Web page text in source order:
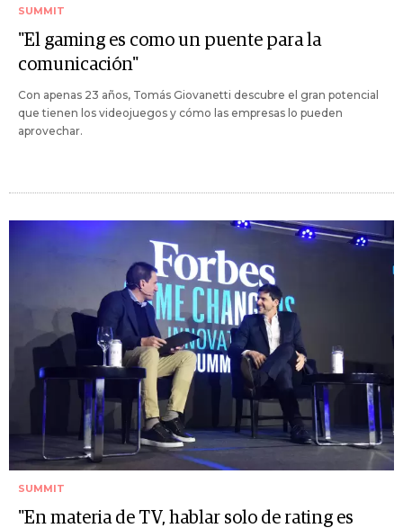
SUMMIT
"El gaming es como un puente para la
comunicación"
Con apenas 23 años, Tomás Giovanetti descubre el gran potencial
que tienen los videojuegos y cómo las empresas lo pueden
aprovechar.
SUMMIT
"En materia de TV, hablar solo de rating es